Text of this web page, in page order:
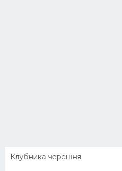
Клубника черешня